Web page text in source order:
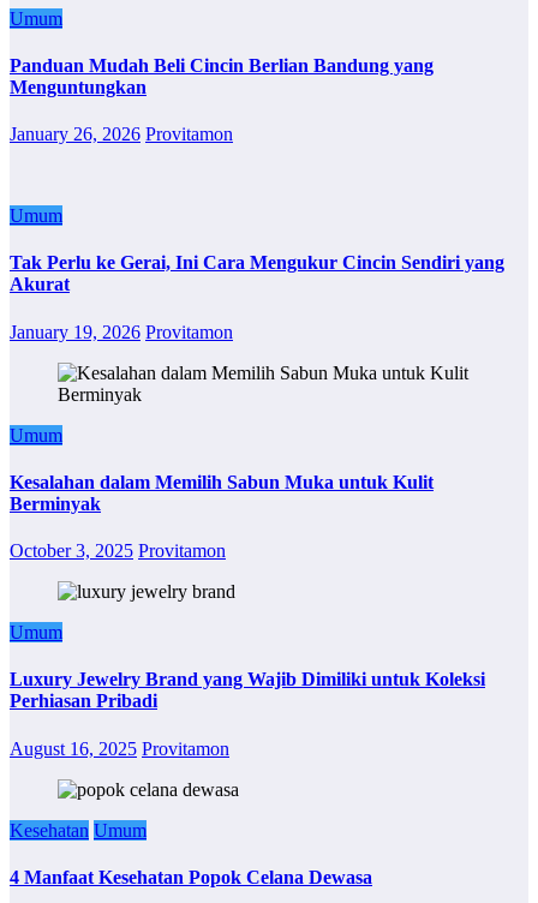
Umum
Panduan Mudah Beli Cincin Berlian Bandung yang
Menguntungkan
January 26, 2026 Provitamon
Umum
Tak Perlu ke Gerai, Ini Cara Mengukur Cincin Sendiri yang
Akurat
January 19, 2026 Provitamon
Umum
Kesalahan dalam Memilih Sabun Muka untuk Kulit
Berminyak
October 3, 2025 Provitamon
Umum
Luxury Jewelry Brand yang Wajib Dimiliki untuk Koleksi
Perhiasan Pribadi
August 16, 2025 Provitamon
Kesehatan Umum
4 Manfaat Kesehatan Popok Celana Dewasa